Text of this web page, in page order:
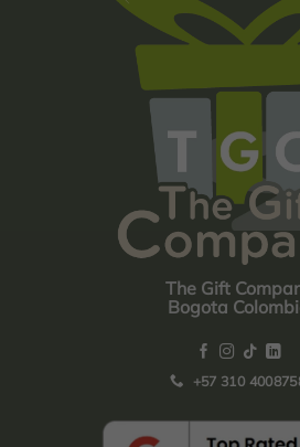
The Gift
Bogota
+57 310